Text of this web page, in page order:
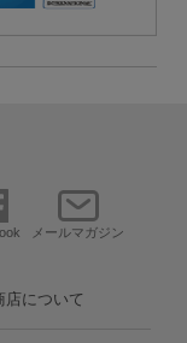
メールマガジン
店について